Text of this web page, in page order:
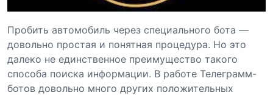
Пробить автомобиль через специального бота —
довольно простая и понятная процедура. Но это
далеко не единственное преимущество такого
способа поиска информации. В работе Телеграмм-
ботов довольно много других положительных